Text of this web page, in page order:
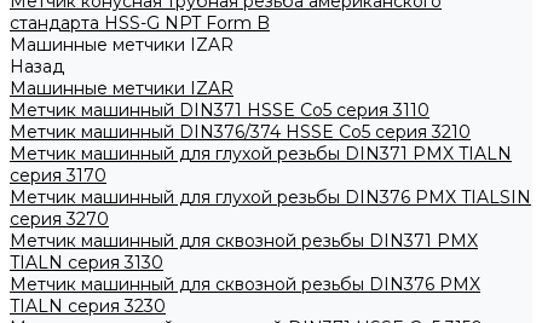
стандарта HSS-G NPT Form B
Машинные метчики IZAR
Назад
Машинные метчики IZAR
Метчик машинный DIN371 HSSE Co5 серия 3110
Метчик машинный DIN376/374 HSSE Co5 серия 3210
Метчик машинный для глухой резьбы DIN371 PMX TIALN
серия 3170
Метчик машинный для глухой резьбы DIN376 PMX TIALSIN
серия 3270
Метчик машинный для сквозной резьбы DIN371 PMX
TIALN серия 3130
Метчик машинный для сквозной резьбы DIN376 PMX
TIALN серия 3230